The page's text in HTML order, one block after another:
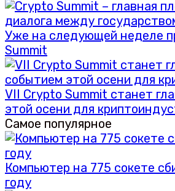
Уже на следующей неделе
Summit
VII Crypto Summit станет
этой осени для
Самое популярное
Компьютер на 775 сокете
году